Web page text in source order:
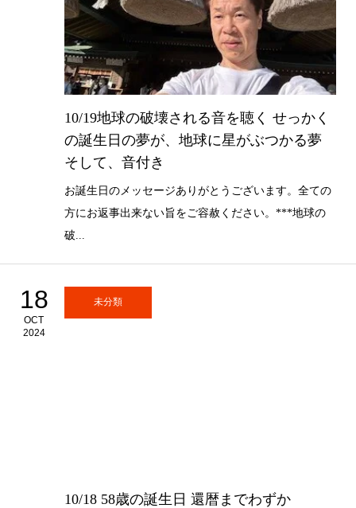
10/19地球の破壊される音を聴く せっかく
の誕生日の夢が、地球に星がぶつかる夢
そして、音付き⁡
お誕生日のメッセージありがとうございます。全ての
方にお返事出来ない旨をご容赦ください。***地球の
破...
18
OCT
2024
未分類
10/18 58歳の誕生日 還暦までわずか